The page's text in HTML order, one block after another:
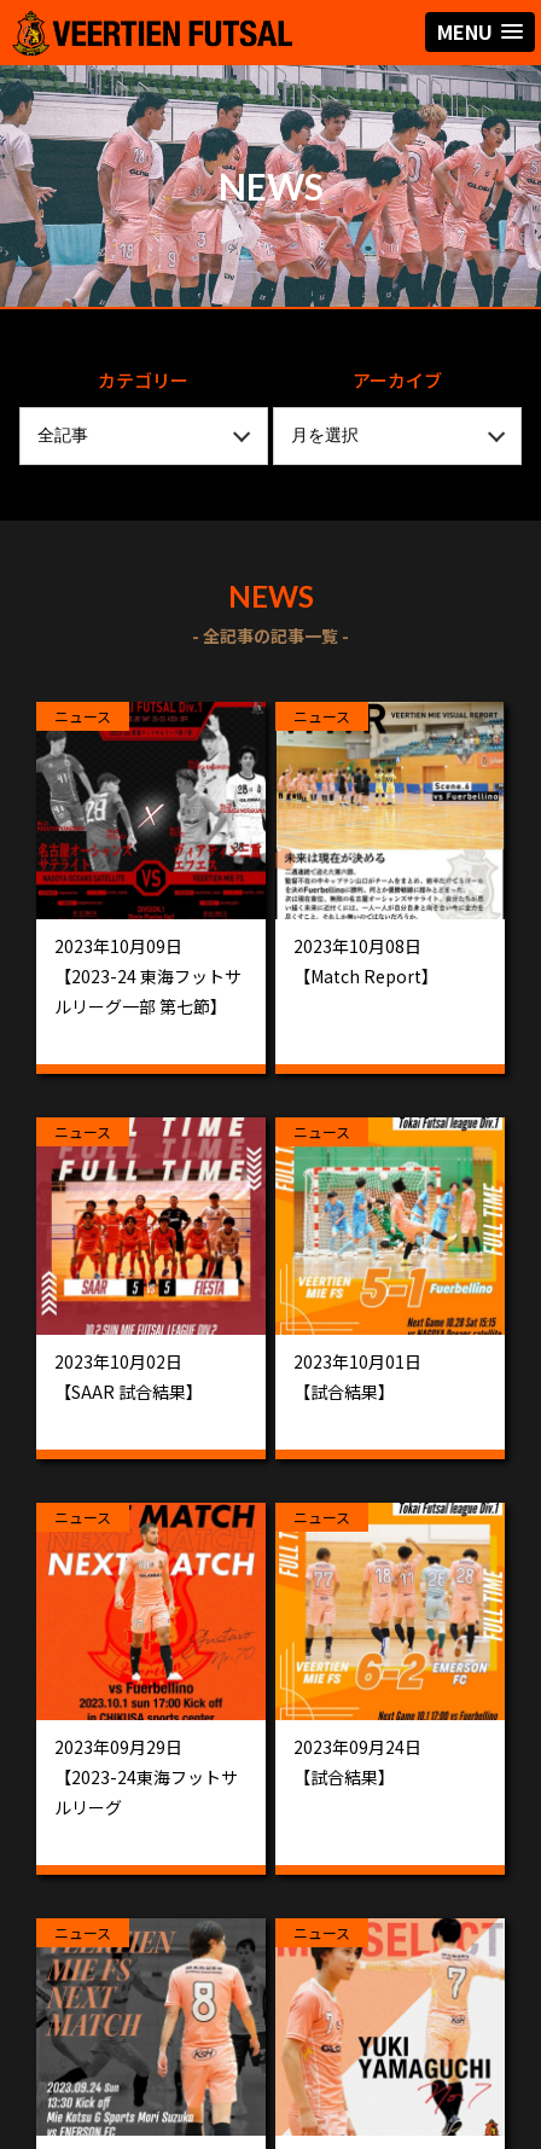
MENU
NEWS
カテゴリー アーカイブ
NEWS
- 全記事の記事一覧 -
ニュース
2023年10月09日
【2023-24 東海フットサ
ルリーグ一部 第七節】
ニュース
2023年10月08日
【Match Report】
ニュース
2023年10月02日
【SAAR 試合結果】
ニュース
2023年10月01日
【試合結果】
ニュース
2023年09月29日
【2023-24東海フットサ
ルリーグ
ニュース
2023年09月24日
【試合結果】
ニュース ニュース